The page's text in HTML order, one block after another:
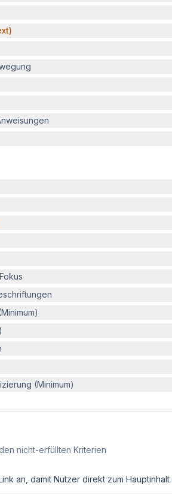
(Minimum)
nicht-erfüllten Kriterien
an, damit Nutzer direkt zum